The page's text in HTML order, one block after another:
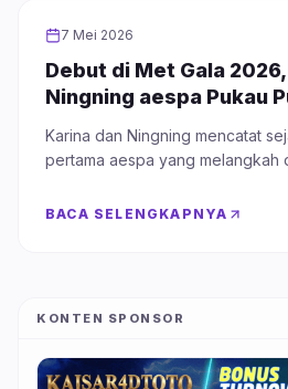
FASHION CELEBRITY
7 Mei 2026
Debut di Met Gala
Ningning aespa Pukau
Karina dan Ningning mencatat
pertama aespa yang melangkah
dengan tema "Fashion is Art".
BACA SELENGKAPNYA
KONTEN SPONSOR